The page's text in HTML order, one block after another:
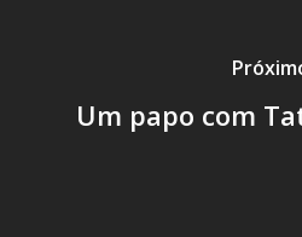
Um papo com